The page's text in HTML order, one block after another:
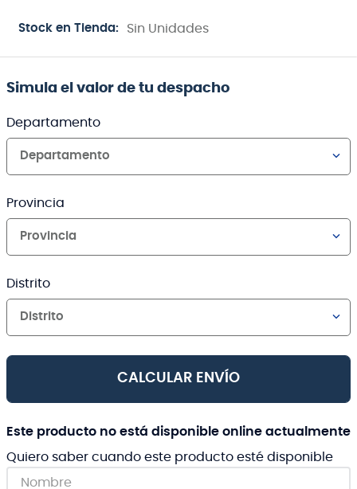
Stock en Tienda: Sin Unidades
Simula el valor de tu despacho
Departamento
Departamento
Provincia
Provincia
Distrito
Distrito
CALCULAR ENVÍO
Este producto no está disponible online actualmente
Quiero saber cuando este producto esté disponible